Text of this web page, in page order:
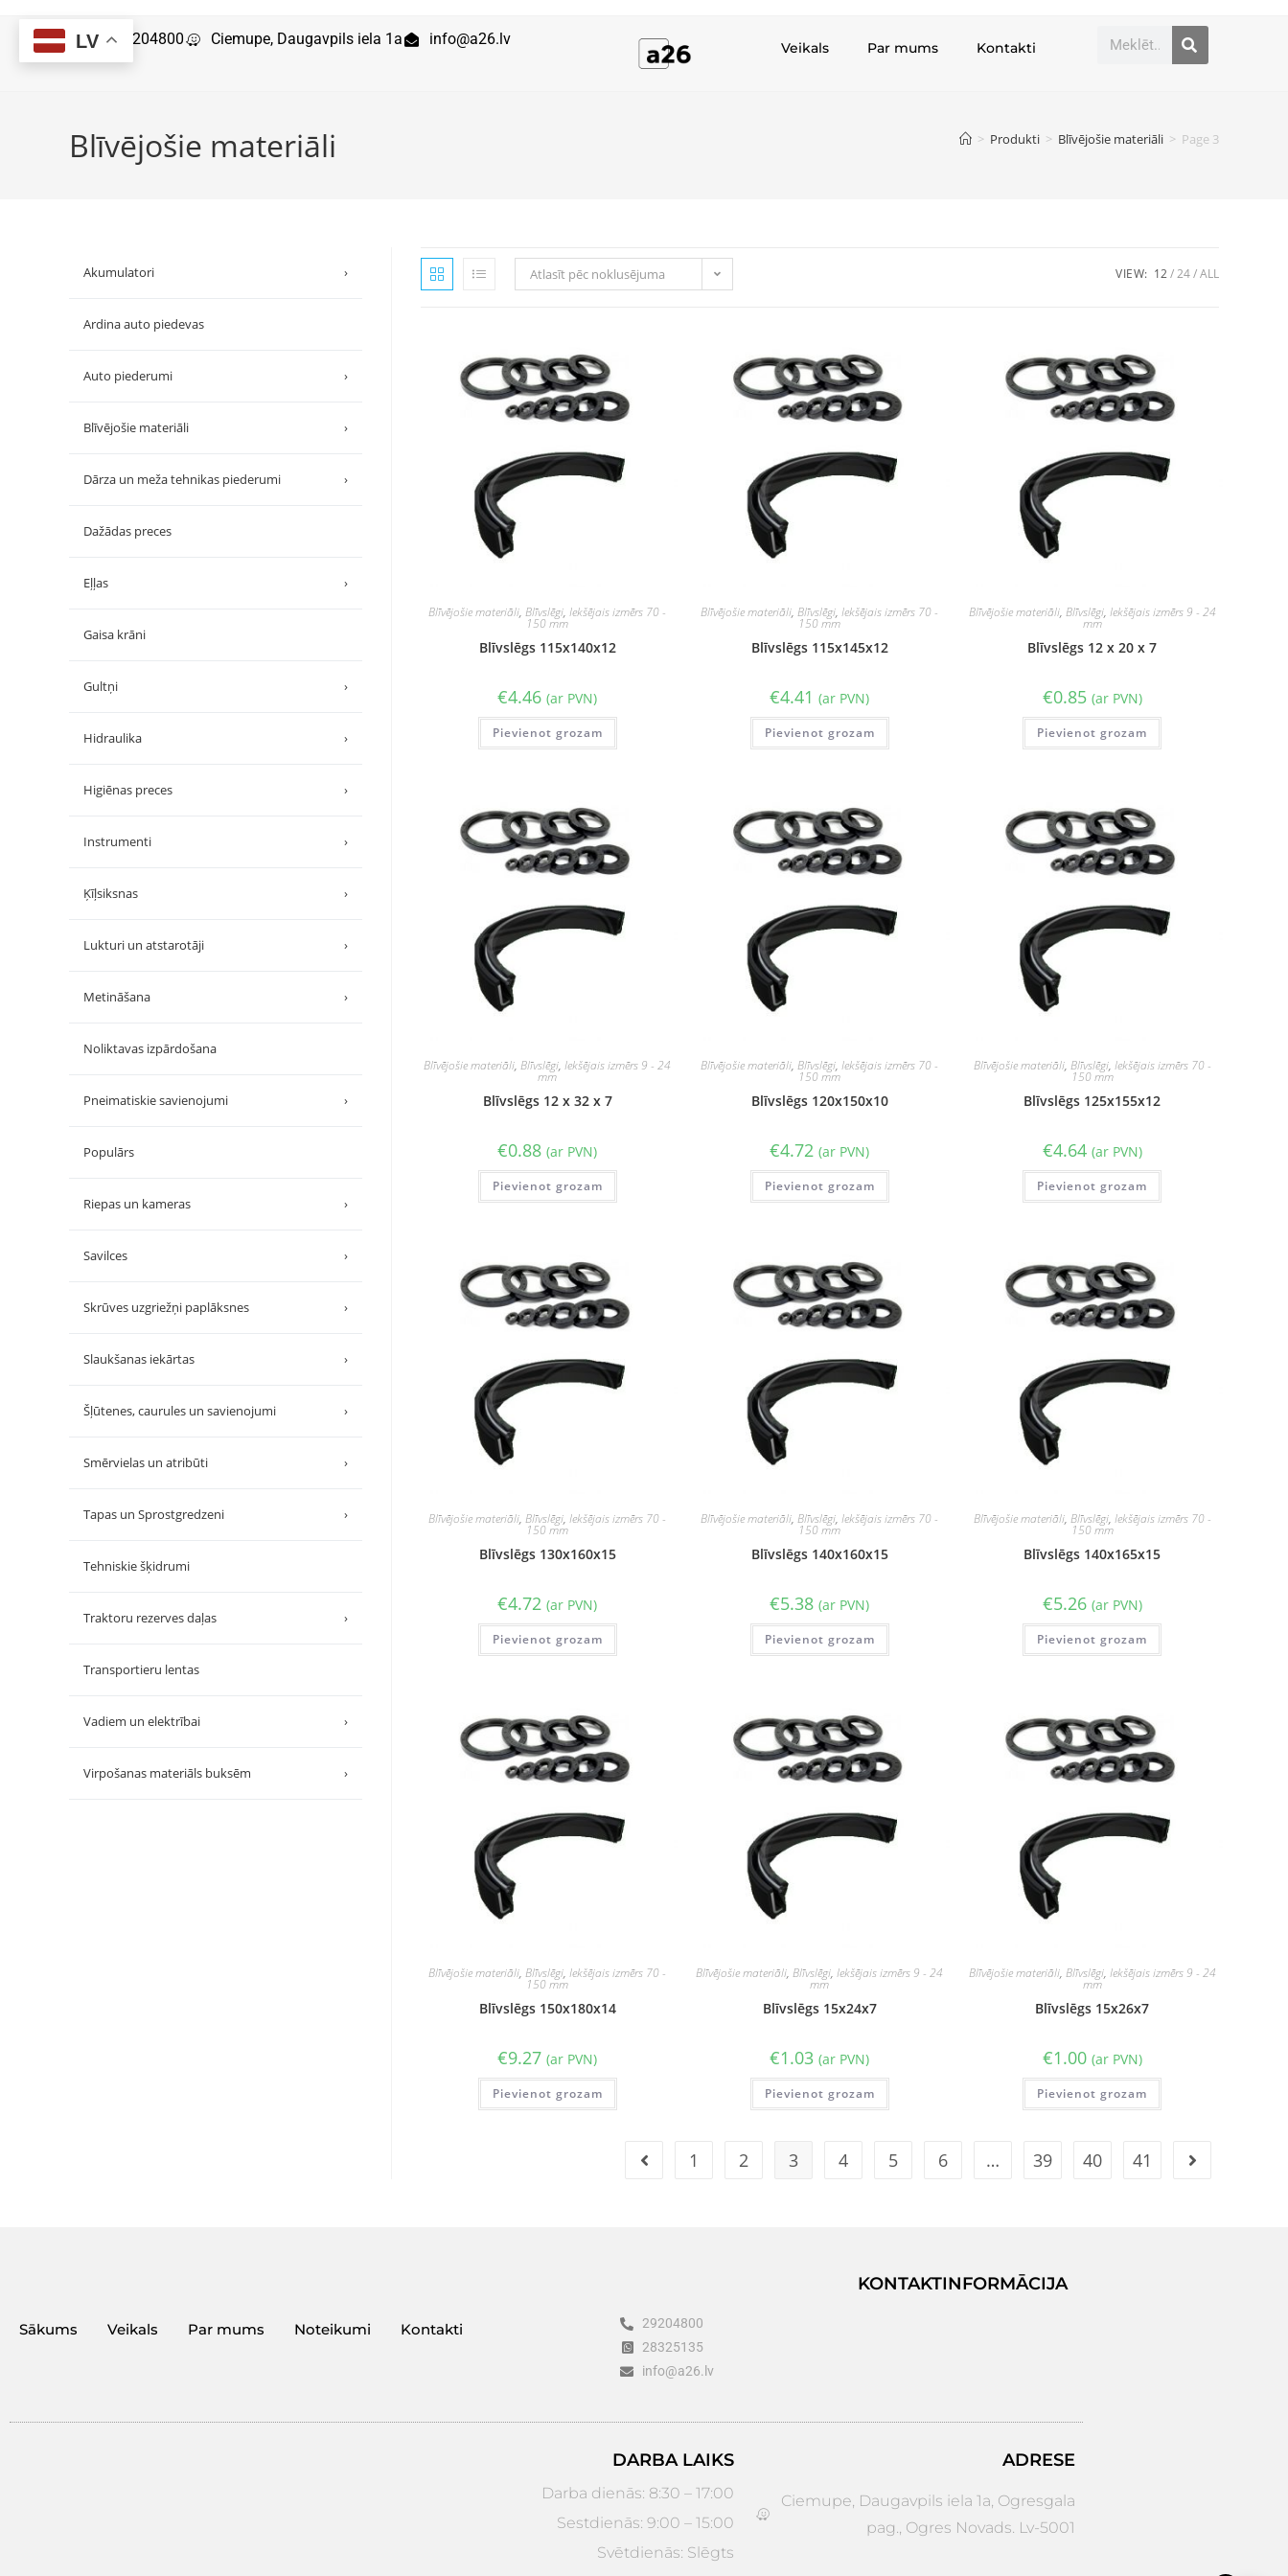
29204800 Ciemupe, Daugavpils iela 1a info@a26.lv Veikals Par mums Kontakti
Blīvējošie materiāli > Produkti > Blīvējošie materiāli > Page 3
Atlasīt pēc noklusējuma VIEW: 12 24 ALL
Blīvējošie materiāli,Blīvslēgi,Iekšējais izmērs 70 -
150 mm
Blīvslēgs 115x140x12
€4.46 (ar PVN)
Pievienot grozam
Blīvējošie materiāli,Blīvslēgi,Iekšējais izmērs 70 -
150 mm
Blīvslēgs 115x145x12
€4.41 (ar PVN)
Pievienot grozam
Blīvējošie materiāli, Blīvslēgi, Iekšējais izmērs 9 - 24
mm
Blīvslēgs 12 x 20 x 7
€0.85 (ar PVN)
Pievienot grozam
Blīvējošie materiāli,Blīvslēgi,Iekšējais izmērs 9 - 24
mm
Blīvslēgs 12 x 32 x 7
€0.88 (ar PVN)
Pievienot grozam
Blīvējošie materiāli,Blīvslēgi,Iekšējais izmērs 70 -
150 mm
Blīvslēgs 120x150x10
€4.72 (ar PVN)
Pievienot grozam
Blīvējošie materiāli, Blīvslēgi, Iekšējais izmērs 70 -
150 mm
Blīvslēgs 125x155x12
€4.64 (ar PVN)
Pievienot grozam
Blīvējošie materiāli,Blīvslēgi,Iekšējais izmērs 70 -
150 mm
Blīvslēgs 130x160x15
€4.72 (ar PVN)
Pievienot grozam
Blīvējošie materiāli,Blīvslēgi,Iekšējais izmērs 70 -
150 mm
Blīvslēgs 140x160x15
€5.38 (ar PVN)
Pievienot grozam
Blīvējošie materiāli, Blīvslēgi, Iekšējais izmērs 70 -
150 mm
Blīvslēgs 140x165x15
€5.26 (ar PVN)
Pievienot grozam
Blīvējošie materiāli,Blīvslēgi,Iekšējais izmērs 70 -
150 mm
Blīvslēgs 150x180x14
€9.27 (ar PVN)
Pievienot grozam
Blīvējošie materiāli,Blīvslēgi,Iekšējais izmērs 9 - 24
mm
Blīvslēgs 15x24x7
€1.03 (ar PVN)
Pievienot grozam
Blīvējošie materiāli, Blīvslēgi, Iekšējais izmērs 9 - 24
mm
Blīvslēgs 15x26x7
€1.00 (ar PVN)
Pievienot grozam
1 2 3 4 5 6 … 39 40 41
Akumulatori ›
Ardina auto piedevas
Auto piederumi ›
Blīvējošie materiāli ›
Dārza un meža tehnikas piederumi ›
Dažādas preces
Eļļas ›
Gaisa krāni
Gultņi ›
Hidraulika ›
Higiēnas preces ›
Instrumenti ›
Ķīļsiksnas ›
Lukturi un atstarotāji ›
Metināšana ›
Noliktavas izpārdošana
Pneimatiskie savienojumi ›
Populārs
Riepas un kameras ›
Savilces ›
Skrūves uzgriežņi paplāksnes ›
Slaukšanas iekārtas ›
Šļūtenes, caurules un savienojumi ›
Smērvielas un atribūti ›
Tapas un Sprostgredzeni ›
Tehniskie šķidrumi
Traktoru rezerves daļas ›
Transportieru lentas
Vadiem un elektrībai ›
Virpošanas materiāls buksēm ›
Sākums Veikals Par mums Noteikumi Kontakti
KONTAKTINFORMĀCIJA
29204800
28325135
info@a26.lv
DARBA LAIKS
Darba dienās: 8:30 – 17:00
Sestdienās: 9:00 – 15:00
Svētdienās: Slēgts
ADRESE
Ciemupe, Daugavpils iela 1a, Ogresgala
pag., Ogres Novads. Lv-5001
LV